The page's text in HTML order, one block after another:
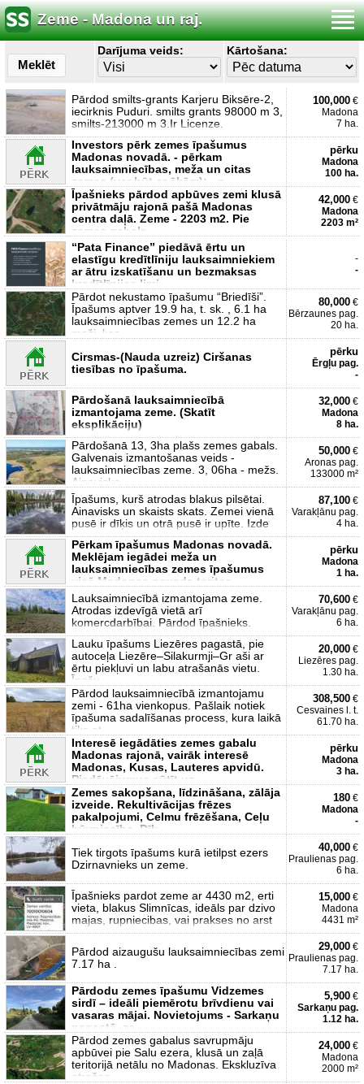
Zeme - Madona un raj.
Meklēt
Darījuma veids: Kārtošana:
Pārdod smilts-grants Karjeru Biksēre-2,
iecirknis Puduri. smilts grants 98000 m 3,
smilts-213000 m 3.Ir Licenze.
100,000 €
Madona
7 ha.
Investors pērk zemes īpašumus
Madonas novadā. - pērkam
lauksaimniecības, meža un citas
zemes (var būt ar ēkām); - p
pērku
Madona
100 ha.
Īpašnieks pārdod apbūves zemi klusā
privātmāju rajonā pašā Madonas
centra daļā. Zeme - 2203 m2. Pie
zemes gabala
42,000 €
Madona
2203 m²
“Pata Finance” piedāvā ērtu un
elastīgu kredītlīniju lauksaimniekiem
ar ātru izskatīšanu un bezmaksas
kredītlīnijas limi
-
-
Pārdot nekustamo īpašumu “Briedīši”.
Īpašums aptver 19.9 ha, t. sk. , 6.1 ha
lauksaimniecības zemes un 12.2 ha
meži, kas
80,000 €
Bērzaunes pag.
20 ha.
Cirsmas-(Nauda uzreiz) Ciršanas
tiesības no īpašuma.
pērku
Ērgļu pag.
-
Pārdošanā lauksaimniecībā
izmantojama zeme. (Skatīt
eksplikāciju)
32,000 €
Madona
8 ha.
Pārdošanā 13, 3ha plašs zemes gabals.
Galvenais izmantošanas veids -
lauksaimniecības zeme. 3, 06ha - mežs.
Ainaviska
50,000 €
Aronas pag.
133000 m²
Īpašums, kurš atrodas blakus pilsētai.
Ainavisks un skaists skats. Zemei vienā
pusē ir dīķis un otrā pusē ir upīte. Izde
87,100 €
Varakļānu pag.
4 ha.
Pērkam īpašumus Madonas novadā.
Meklējam iegādei meža un
lauksaimniecības zemes īpašumus
visā Madonas novada teritor
pērku
Madona
1 ha.
Lauksaimniecībā izmantojama zeme.
Atrodas izdevīgā vietā arī
komercdarbībai. Pārdod īpašnieks.
70,600 €
Varakļānu pag.
6 ha.
Lauku īpašums Liezēres pagastā, pie
autoceļa Liezēre–Silakurmji–Gr aši ar
ērtu piekļuvi un labu atrašanās vietu.
Īpašu
20,000 €
Liezēres pag.
1.30 ha.
Pārdod lauksaimniecībā izmantojamu
zemi - 61ha vienkopus. Pašlaik notiek
īpašuma sadalīšanas process, kura laikā
tiks at
308,500 €
Cesvaines l. t.
61.70 ha.
Interesē iegādāties zemes gabalu
Madonas rajonā, vairāk interesē
Madonas, Kusas, Lauteres apvidū.
Piedāvājumus sūtīt uz
pērku
Madona
3 ha.
Zemes sakopšana, līdzināšana, zālāja
izveide. Rekultivācijas frēzes
pakalpojumi, Celmu frēzēšana, Ceļu
būvniecība, Dīķ
180 €
Madona
-
Tiek tirgots īpašums kurā ietilpst ezers
Dzirnavnieks un zeme.
40,000 €
Praulienas pag.
6 ha.
Īpašnieks pardot zeme ar 4430 m2, erti
vieta, blakus Slimnīcas, ideāls par dzivo
majas, rupniecibas, vai prakses no arst
15,000 €
Madona
4431 m²
Pārdod aizaugušu lauksaimniecības zemi
7.17 ha .
29,000 €
Praulienas pag.
7.17 ha.
Pārdodu zemes īpašumu Vidzemes
sirdī – ideāli piemērotu brīvdienu vai
vasaras mājai. Novietojums - Sarkaņu
pagastā, ze
5,900 €
Sarkaņu pag.
1.12 ha.
Pārdod zemes gabalus savrupmāju
apbūvei pie Salu ezera, klusā un zaļā
teritorijā netālu no Madonas. Ekskluzīva
atrašan
24,000 €
Madona
2000 m²